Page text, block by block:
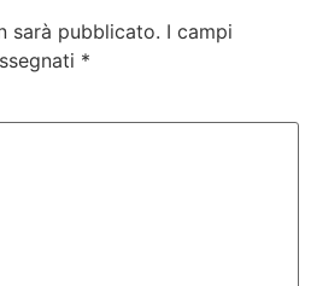
sarà pubblicato. I campi
*